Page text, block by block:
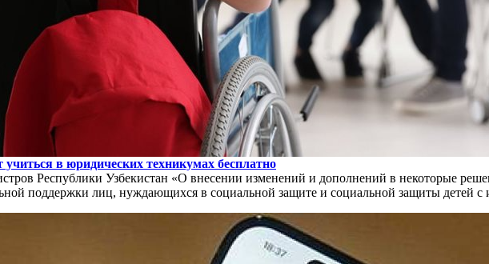
учиться в юридических техникумах бесплатно
Республики Узбекистан «О внесении изменений и дополнений в некоторые
поддержки лиц, нуждающихся в социальной защите и социальной защиты детей с